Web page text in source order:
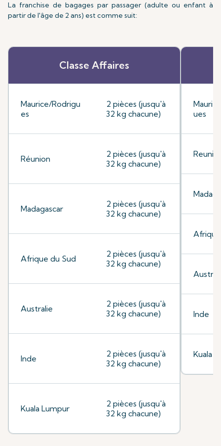
La franchise de bagages par passager (adulte ou enfant à
partir de l'âge de 2 ans) est comme suit:
Classe Affaires
Maurice/Rodrigu
es
2 pièces (jusqu'à
32 kg chacune)
Réunion
2 pièces (jusqu'à
32 kg chacune)
Madagascar
2 pièces (jusqu'à
32 kg chacune)
Afrique du Sud
2 pièces (jusqu'à
32 kg chacune)
Australie
2 pièces (jusqu'à
32 kg chacune)
Inde
2 pièces (jusqu'à
32 kg chacune)
Kuala Lumpur
2 pièces (jusqu'à
32 kg chacune)
ues
Inde
Kuala